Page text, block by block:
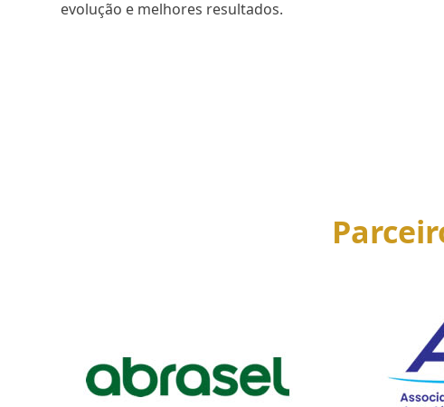
evolução e melhores resultados.
right